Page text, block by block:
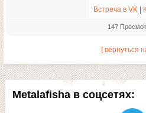
Metalafisha в соцсетях:
Встреча в VK
147
[ вернуться